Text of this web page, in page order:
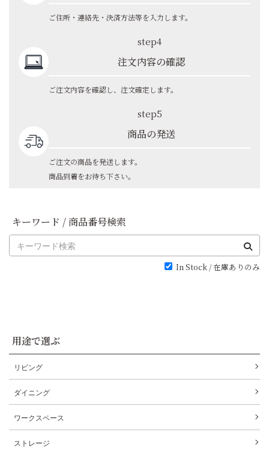
ご住所・連絡先・決済方法等を入力します。
step4
注文内容の確認
ご注文内容を確認し、注文確定します。
step5
商品の発送
ご注文の商品を発送します。
商品到着をお待ち下さい。
キーワード / 商品番号検索
In Stock / 在庫ありのみ
用途で選ぶ
リビング
ダイニング
ワークスペース
ストレージ